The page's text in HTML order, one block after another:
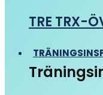
TRE TRX-